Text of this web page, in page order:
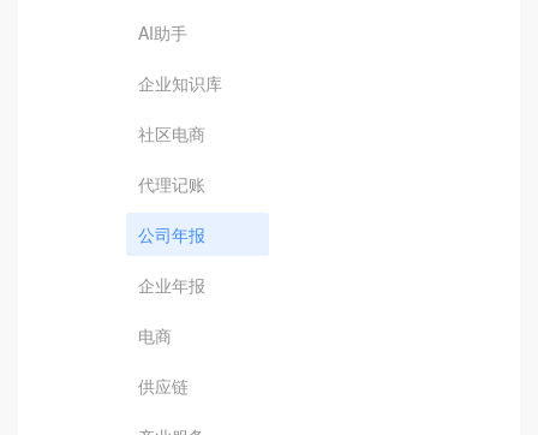
AI助手
企业知识库
社区电商
代理记账
公司年报
企业年报
电商
供应链